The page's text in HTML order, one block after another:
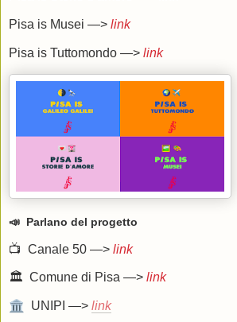
Pisa is Musei —> link
Pisa is Tuttomondo —> link
📣 Parlano del progetto
📺 Canale 50 —> link
🏛 Comune di Pisa —> link
🏛 UNIPI —> link